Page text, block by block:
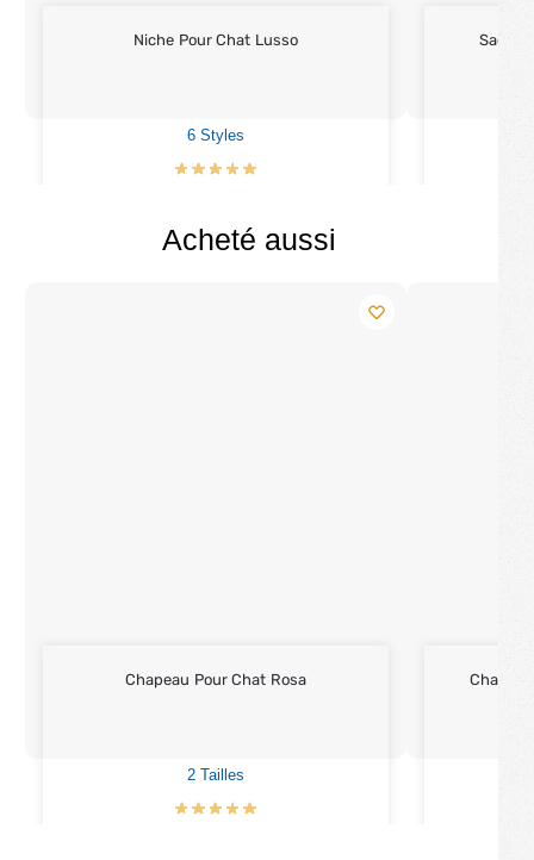
Niche Pour Chat Lusso
6 Styles
Sac À
Acheté aussi
Chapeau Pour Chat Rosa
2 Tailles